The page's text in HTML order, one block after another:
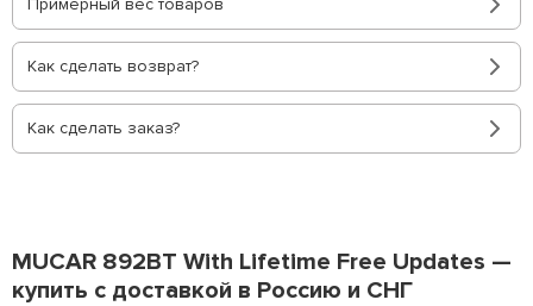
Примерный вес товаров
Как сделать возврат?
Как сделать заказ?
MUCAR 892BT With Lifetime Free Updates —
купить с доставкой в Россию и СНГ